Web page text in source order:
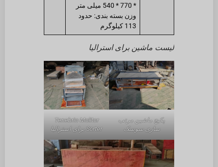
* 770 * 540 میلی متر
وزن بسته بندی: حدود
113 کیلوگرم
لیست ماشین برای استرالیا
پکیج ماشین مرتب
سازی سوسک
Tenebrio Molitor
Sorter برای استرالیا